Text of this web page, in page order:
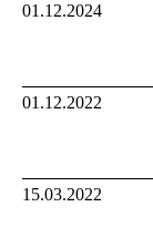
01.12.2024
01.12.2022
15.03.2022